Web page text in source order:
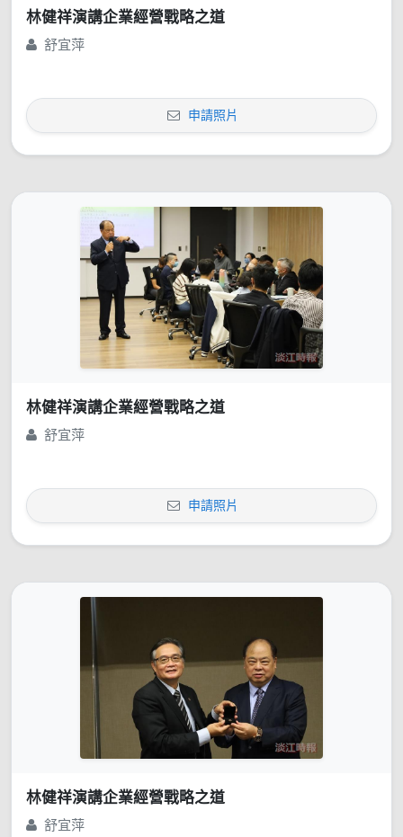
林健祥演講企業經營戰略之道
舒宜萍
申請照片
林健祥演講企業經營戰略之道
舒宜萍
申請照片
林健祥演講企業經營戰略之道
舒宜萍